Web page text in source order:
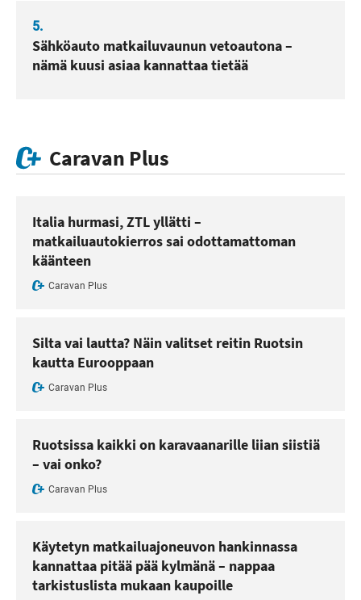
5.
Sähköauto matkailuvaunun vetoautona –
nämä kuusi asiaa kannattaa tietää
Caravan Plus
Italia hurmasi, ZTL yllätti –
matkailuautokierros sai odottamattoman
käänteen
Caravan Plus
Silta vai lautta? Näin valitset reitin Ruotsin
kautta Eurooppaan
Caravan Plus
Ruotsissa kaikki on karavaanarille liian siistiä
– vai onko?
Caravan Plus
Käytetyn matkailuajoneuvon hankinnassa
kannattaa pitää pää kylmänä – nappaa
tarkistuslista mukaan kaupoille